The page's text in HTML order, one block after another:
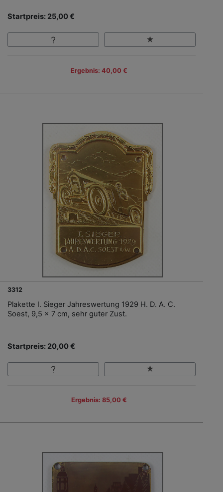
Startpreis: 25,00 €
Ergebnis: 40,00 €
3312
Plakette I. Sieger Jahreswertung 1929 H. D. A. C.
Soest, 9,5 x 7 cm, sehr guter Zust.
Startpreis: 20,00 €
Ergebnis: 85,00 €